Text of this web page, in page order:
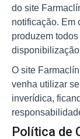
do site
notificação. Em
produzem
O site
venha utilizar
inverídica,
Política de